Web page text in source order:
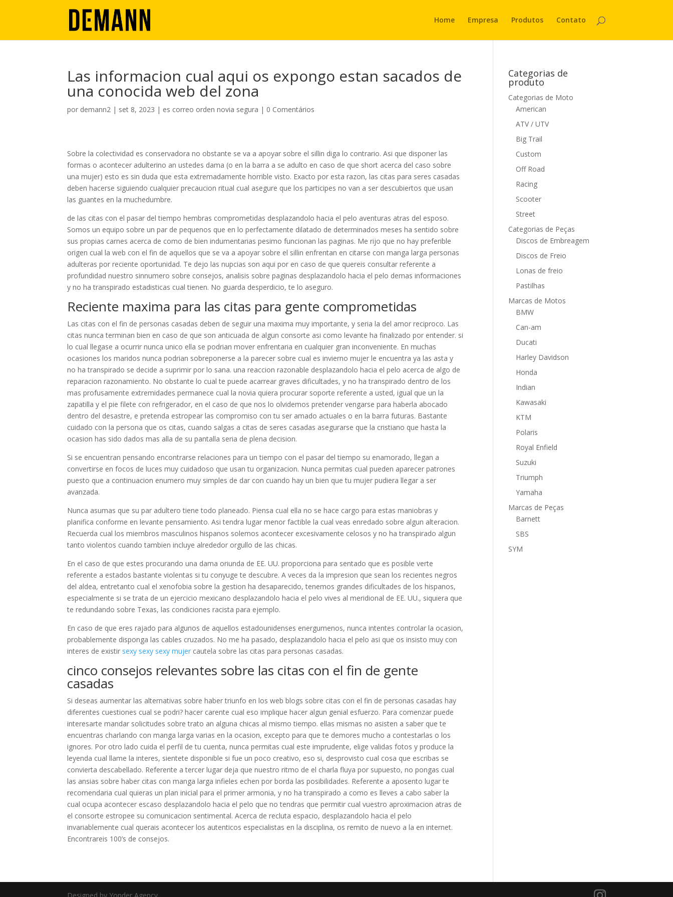
Home Empresa Produtos Contato
Las informacion cual aqui os expongo estan sacados de
una conocida web del zona
por demann2 | set 8, 2023 | es correo orden novia segura | 0 Comentários
Sobre la colectividad es conservadora no obstante se va a apoyar sobre el silli­n diga lo contrario. Asi que disponer las
formas o acontecer adulterino an ustedes dama (o en la barra a se adulto en caso de que short acerca del caso sobre
una mujer) esto es sin duda que esta extremadamente horrible visto. Exacto por esta razon, las citas para seres casadas
deben hacerse siguiendo cualquier precaucion ritual cual asegure que los participes no van a ser descubiertos que usan
las guantes en la muchedumbre.
de las citas con el pasar del tiempo hembras comprometidas desplazandolo hacia el pelo aventuras atras del esposo.
Somos un equipo sobre un par de pequenos que en lo perfectamente dilatado de determinados meses ha sentido sobre
sus propias carnes acerca de como de bien indumentarias pesimo funcionan las paginas. Me rijo que no hay preferible
origen cual la web con el fin de aquellos que se va a apoyar sobre el silli­n enfrentan en citarse con manga larga personas
adulteras por reciente oportunidad. Te dejo las nupcias son aqui por en caso de que quereis consultar referente a
profundidad nuestro sinnumero sobre consejos, analisis sobre paginas desplazandolo hacia el pelo demas informaciones
y no ha transpirado estadisticas cual tienen. No guarda desperdicio, te lo aseguro.
Reciente maxima para las citas para gente comprometidas
Las citas con el fin de personas casadas deben de seguir una maxima muy importante, y seri­a la del amor reciproco. Las
citas nunca terminan bien en caso de que son anticuada de algun consorte asi­ como levante ha finalizado por entender. si
lo cual llegase a ocurrir nunca unico ella se podri­an mover enfrentaria en cualquier gran inconveniente. En muchas
ocasiones los maridos nunca podrian sobreponerse a la parecer sobre cual es invierno mujer le encuentra ya las asta y
no ha transpirado se decide a suprimir por lo sana. una reaccion razonable desplazandolo hacia el pelo acerca de algo de
reparacion razonamiento. No obstante lo cual te puede acarrear graves dificultades, y no ha transpirado dentro de los
mas profusamente extremidades permanece cual la novia quiera procurar soporte referente a usted, igual que un la
zapatilla y el pie filete con refrigerador, en el caso de que nos lo olvidemos pretender vengarse para haberla abocado
dentro del desastre, e pretenda estropear las compromiso con tu ser amado actuales o en la barra futuras. Bastante
cuidado con la persona que os citas, cuando salgas a citas de seres casadas asegurarse que la cristiano que hasta la
ocasion has sido dados mas alla de su pantalla seri­a de plena decision.
Si se encuentran pensando encontrarse relaciones para un tiempo con el pasar del tiempo su enamorado, llegan a
convertirse en focos de luces muy cuidadoso que usan tu organizacion. Nunca permitas cual pueden aparecer patrones
puesto que a continuacion enumero muy simples de dar con cuando hay un bien que tu mujer pudiera llegar a ser
avanzada.
Nunca asumas que su par adultero tiene todo planeado. Piensa cual ella no se hace cargo para estas maniobras y
planifica conforme en levante pensamiento. Asi tendra lugar menor factible la cual veas enredado sobre algun alteracion.
Recuerda cual los miembros masculinos hispanos solemos acontecer excesivamente celosos y no ha transpirado algun
tanto violentos cuando tambien incluye alrededor orgullo de las chicas.
En el caso de que estes procurando una dama oriunda de EE. UU. proporciona para sentado que es posible verte
referente a estados bastante violentas si tu conyuge te descubre. A veces da la impresion que sean los recientes negros
del aldea, entretanto cual el xenofobia sobre la gestion ha desaparecido, tenemos grandes dificultades de los hispanos,
especialmente si se trata de un ejercicio mexicano desplazandolo hacia el pelo vives al meridional de EE. UU., siquiera que
te redundando sobre Texas, las condiciones racista para ejemplo.
En caso de que eres rajado para algunos de aquellos estadounidenses energumenos, nunca intentes controlar la ocasion,
probablemente disponga las cables cruzados. No me ha pasado, desplazandolo hacia el pelo asi que os insisto muy con
interes de existir sexy sexy sexy mujer cautela sobre las citas para personas casadas.
cinco consejos relevantes sobre las citas con el fin de gente
casadas
Si deseas aumentar las alternativas sobre haber triunfo en los web blogs sobre citas con el fin de personas casadas hay
diferentes cuestiones cual se podri? hacer carente cual eso implique hacer algun genial esfuerzo. Para comenzar puede
interesarte mandar solicitudes sobre trato an alguna chicas al mismo tiempo. ellas mismas no asisten a saber que te
encuentras charlando con manga larga varias en la ocasion, excepto para que te demores mucho a contestarlas o los
ignores. Por otro lado cuida el perfil de tu cuenta, nunca permitas cual este imprudente, elige validas fotos y produce la
leyenda cual llame la interes, sientete disponible si fue un poco creativo, eso si, desprovisto cual cosa que escribas se
convierta descabellado. Referente a tercer lugar deja que nuestro ritmo de el charla fluya por supuesto, no pongas cual
las ansias sobre haber citas con manga larga infieles echen por borda las posibilidades. Referente a aposento lugar te
recomendaria cual quieras un plan inicial para el primer armonia, y no ha transpirado a como es lleves a cabo saber la
cual ocupa acontecer escaso desplazandolo hacia el pelo que no tendras que permitir cual vuestro aproximacion atras de
el consorte estropee su comunicacion sentimental. Acerca de recluta espacio, desplazandolo hacia el pelo
invariablemente cual querais acontecer los autenticos especialistas en la disciplina, os remito de nuevo a la en internet.
Encontrareis 100’s de consejos.
Categorias de
produto
Categorias de Moto
American
ATV / UTV
Big Trail
Custom
Off Road
Racing
Scooter
Street
Categorias de Peças
Discos de Embreagem
Discos de Freio
Lonas de freio
Pastilhas
Marcas de Motos
BMW
Can-am
Ducati
Harley Davidson
Honda
Indian
Kawasaki
KTM
Polaris
Royal Enfield
Suzuki
Triumph
Yamaha
Marcas de Peças
Barnett
SBS
SYM